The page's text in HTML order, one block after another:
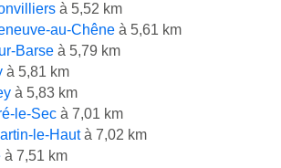
à 5,52 km
au-Chêne à 5,61 km
Barse à 5,79 km
à 5,81 km
à 5,83 km
le-Sec à 7,01 km
le-Hautà 7,02 km
à 7,51 km